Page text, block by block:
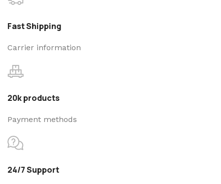
Fast Shipping
Carrier information
20k products
Payment methods
24/7 Support